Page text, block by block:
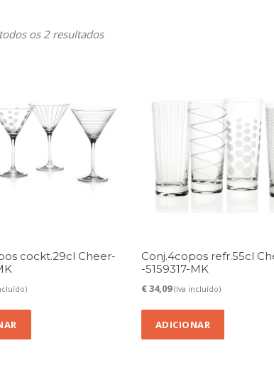
os 2 resultadosOrdenado
cockt.29cl Cheer-
Conj.4copos refr.55cl
-5159317-MK
€34,09 (Iva incluído)
ADICIONAR